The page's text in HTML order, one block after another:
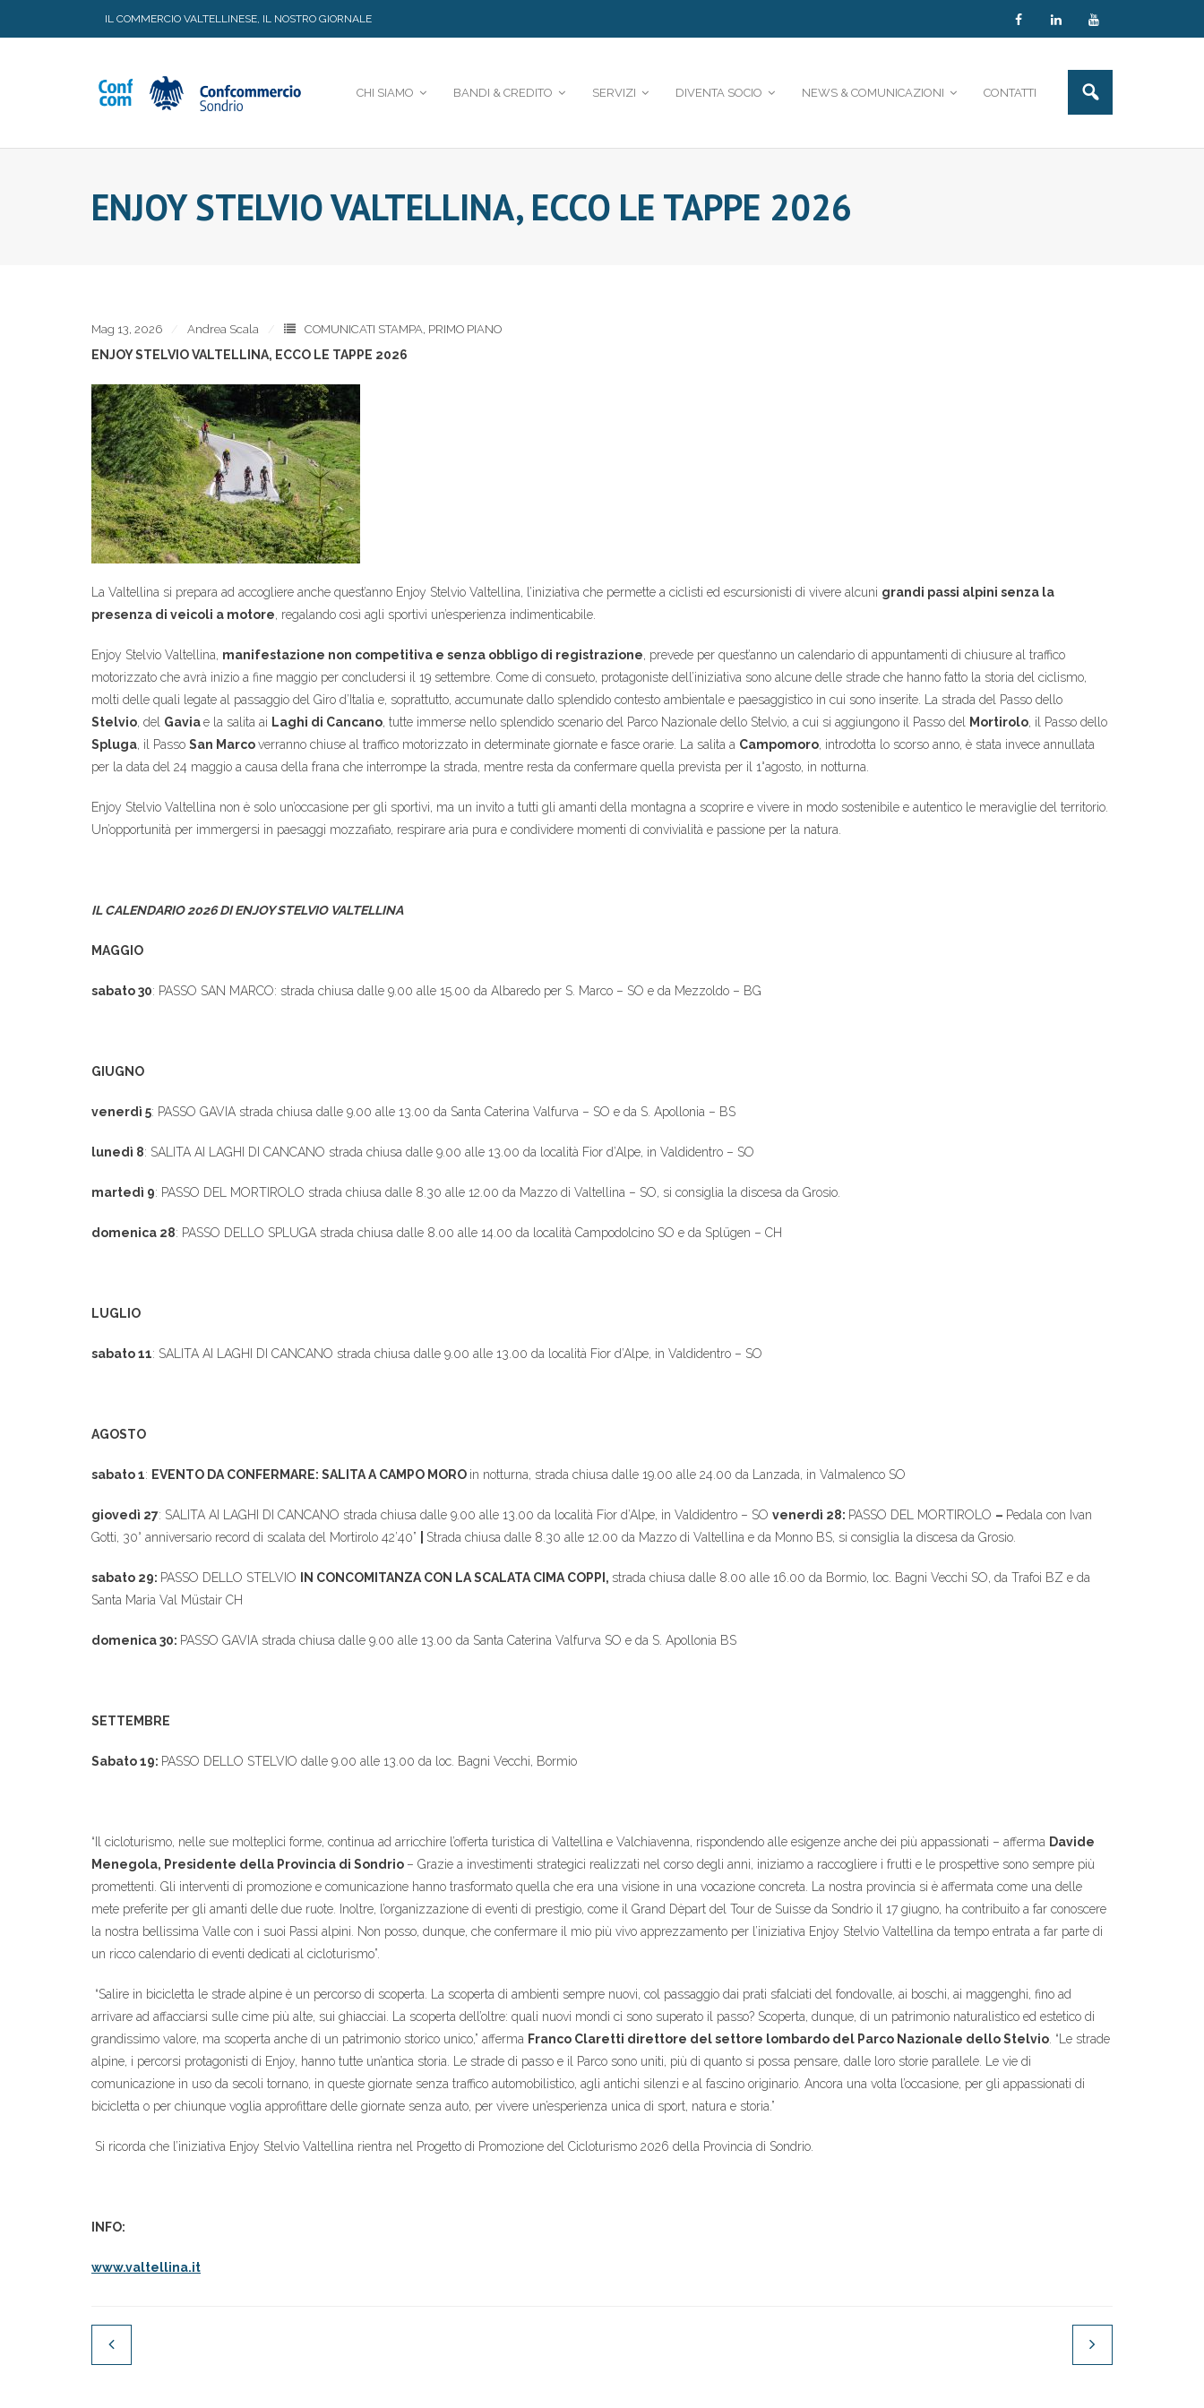
IL COMMERCIO VALTELLINESE, IL NOSTRO GIORNALE
CHI SIAMO BANDI & CREDITO SERVIZI DIVENTA SOCIO NEWS & COMUNICAZIONI CONTATTI
ENJOY STELVIO VALTELLINA, ECCO LE TAPPE 2026
Mag 13, 2026 Andrea Scala COMUNICATI STAMPA, PRIMO PIANO
ENJOY STELVIO VALTELLINA, ECCO LE TAPPE 2026
La Valtellina si prepara ad accogliere anche quest’anno Enjoy Stelvio Valtellina, l’iniziativa che permette a ciclisti ed escursionisti di vivere alcuni grandi passi alpini senza la
presenza di veicoli a motore , regalando così agli sportivi un’esperienza indimenticabile.
Enjoy Stelvio Valtellina, manifestazione non competitiva e senza obbligo di registrazione , prevede per quest’anno un calendario di appuntamenti di chiusure al traffico
motorizzato che avrà inizio a fine maggio per concludersi il 19 settembre. Come di consueto, protagoniste dell’iniziativa sono alcune delle strade che hanno fatto la storia del ciclismo,
molti delle quali legate al passaggio del Giro d’Italia e, soprattutto, accumunate dallo splendido contesto ambientale e paesaggistico in cui sono inserite. La strada del Passo dello
Stelvio , del Gaviae la salita ai Laghi di Cancano , tutte immerse nello splendido scenario del Parco Nazionale dello Stelvio, a cui si aggiungono il Passo del Mortirolo , il Passo dello
Spluga , il Passo San Marcoverranno chiuse al traffico motorizzato in determinate giornate e fasce orarie. La salita a Campomoro , introdotta lo scorso anno, è stata invece annullata
per la data del 24 maggio a causa della frana che interrompe la strada, mentre resta da confermare quella prevista per il 1°agosto, in notturna.
Enjoy Stelvio Valtellina non è solo un’occasione per gli sportivi, ma un invito a tutti gli amanti della montagna a scoprire e vivere in modo sostenibile e autentico le meraviglie del territorio.
Un’opportunità per immergersi in paesaggi mozzafiato, respirare aria pura e condividere momenti di convivialità e passione per la natura.
IL CALENDARIO 2026 DI ENJOY STELVIO VALTELLINA
MAGGIO
sabato 30: PASSO SAN MARCO: strada chiusa dalle 9.00 alle 15.00 da Albaredo per S. Marco – SO e da Mezzoldo – BG
GIUGNO
venerdì 5: PASSO GAVIA strada chiusa dalle 9.00 alle 13.00 da Santa Caterina Valfurva – SO e da S. Apollonia – BS
lunedì 8: SALITA AI LAGHI DI CANCANO strada chiusa dalle 9.00 alle 13.00 da località Fior d’Alpe, in Valdidentro – SO
martedì 9: PASSO DEL MORTIROLO strada chiusa dalle 8.30 alle 12.00 da Mazzo di Valtellina – SO, si consiglia la discesa da Grosio.
domenica 28: PASSO DELLO SPLUGA strada chiusa dalle 8.00 alle 14.00 da località Campodolcino SO e da Splügen – CH
LUGLIO
sabato 11: SALITA AI LAGHI DI CANCANO strada chiusa dalle 9.00 alle 13.00 da località Fior d’Alpe, in Valdidentro – SO
AGOSTO
sabato 1: EVENTO DA CONFERMARE: SALITA A CAMPO MORO in notturna, strada chiusa dalle 19.00 alle 24.00 da Lanzada, in Valmalenco SO
giovedì 27: SALITA AI LAGHI DI CANCANO strada chiusa dalle 9.00 alle 13.00 da località Fior d’Alpe, in Valdidentro – SO venerdì 28: PASSO DEL MORTIROLO – Pedala con Ivan
Gotti, 30° anniversario record di scalata del Mortirolo 42’40”
Strada chiusa dalle 8.30 alle 12.00 da Mazzo di Valtellina e da Monno BS, si consiglia la discesa da Grosio.
sabato 29: PASSO DELLO STELVIO IN CONCOMITANZA CON LA SCALATA CIMA COPPI, strada chiusa dalle 8.00 alle 16.00 da Bormio, loc. Bagni Vecchi SO, da Trafoi BZ e da
Santa Maria Val Müstair CH
domenica 30: PASSO GAVIA strada chiusa dalle 9.00 alle 13.00 da Santa Caterina Valfurva SO e da S. Apollonia BS
SETTEMBRE
Sabato 19: PASSO DELLO STELVIO dalle 9.00 alle 13.00 da loc. Bagni Vecchi, Bormio
“Il cicloturismo, nelle sue molteplici forme, continua ad arricchire l’offerta turistica di Valtellina e Valchiavenna, rispondendo alle esigenze anche dei più appassionati – afferma Davide
Menegola, Presidente della Provincia di Sondrio – Grazie a investimenti strategici realizzati nel corso degli anni, iniziamo a raccogliere i frutti e le prospettive sono sempre più
promettenti. Gli interventi di promozione e comunicazione hanno trasformato quella che era una visione in una vocazione concreta. La nostra provincia si è affermata come una delle
mete preferite per gli amanti delle due ruote. Inoltre, l’organizzazione di eventi di prestigio, come il Grand Dèpart del Tour de Suisse da Sondrio il 17 giugno, ha contribuito a far conoscere
la nostra bellissima Valle con i suoi Passi alpini. Non posso, dunque, che confermare il mio più vivo apprezzamento per l’iniziativa Enjoy Stelvio Valtellina da tempo entrata a far parte di
un ricco calendario di eventi dedicati al cicloturismo”.
“Salire in bicicletta le strade alpine è un percorso di scoperta. La scoperta di ambienti sempre nuovi, col passaggio dai prati sfalciati del fondovalle, ai boschi, ai maggenghi, fino ad
arrivare ad affacciarsi sulle cime più alte, sui ghiacciai. La scoperta dell’oltre: quali nuovi mondi ci sono superato il passo? Scoperta, dunque, di un patrimonio naturalistico ed estetico di
grandissimo valore, ma scoperta anche di un patrimonio storico unico,” afferma Franco Claretti direttore del settore lombardo del Parco Nazionale dello Stelvio . “Le strade
alpine, i percorsi protagonisti di Enjoy, hanno tutte un’antica storia. Le strade di passo e il Parco sono uniti, più di quanto si possa pensare, dalle loro storie parallele. Le vie di
comunicazione in uso da secoli tornano, in queste giornate senza traffico automobilistico, agli antichi silenzi e al fascino originario. Ancora una volta l’occasione, per gli appassionati di
bicicletta o per chiunque voglia approfittare delle giornate senza auto, per vivere un’esperienza unica di sport, natura e storia.”
Si ricorda che l’iniziativa Enjoy Stelvio Valtellina rientra nel Progetto di Promozione del Cicloturismo 2026 della Provincia di Sondrio.
INFO:
www.valtellina.it